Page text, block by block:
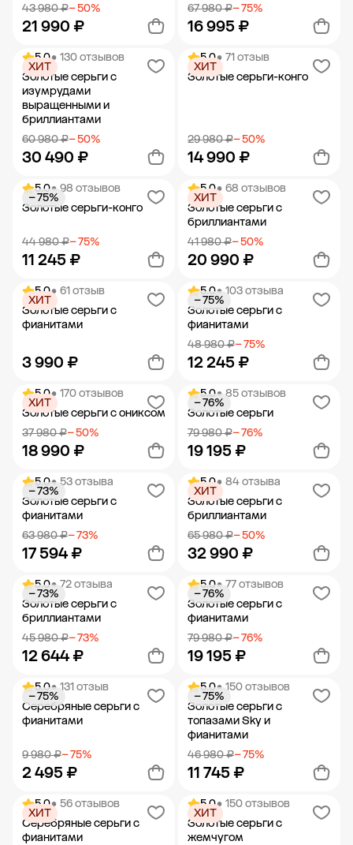
43 980 ₽− 50%
21 990 ₽
Добавить в корзину
67 980 ₽− 75%
16 995 ₽
Добавить в корзину
5.0• 130 отзывов
Золотые серьги с
изумрудами
выращенными и
бриллиантами
60 980 ₽− 50%
30 490 ₽
ХИТ
Добавить в корзину
5.0• 71 отзыв
Золотые серьги-конго
29 980 ₽− 50%
14 990 ₽
ХИТ
Добавить в корзину
5.0• 98 отзывов
Золотые серьги-конго
44 980 ₽− 75%
11 245 ₽
− 75%
Добавить в корзину
5.0• 68 отзывов
Золотые серьги с
бриллиантами
41 980 ₽− 50%
20 990 ₽
ХИТ
Добавить в корзину
5.0• 61 отзыв
Золотые серьги с
фианитами
3 990 ₽
ХИТ
Добавить в корзину
5.0• 103 отзыва
Золотые серьги с
фианитами
48 980 ₽− 75%
12 245 ₽
− 75%
Добавить в корзину
5.0• 170 отзывов
Золотые серьги с ониксом
37 980 ₽− 50%
18 990 ₽
ХИТ
Добавить в корзину
5.0• 85 отзывов
Золотые серьги
79 980 ₽− 76%
19 195 ₽
− 76%
Добавить в корзину
5.0• 53 отзыва
Золотые серьги с
фианитами
63 980 ₽− 73%
17 594 ₽
− 73%
Добавить в корзину
5.0• 84 отзыва
Золотые серьги с
бриллиантами
65 980 ₽− 50%
32 990 ₽
ХИТ
Добавить в корзину
5.0• 72 отзыва
Золотые серьги с
бриллиантами
45 980 ₽− 73%
12 644 ₽
− 73%
Добавить в корзину
5.0• 77 отзывов
Золотые серьги с
фианитами
79 980 ₽− 76%
19 195 ₽
− 76%
Добавить в корзину
5.0• 131 отзыв
Серебряные серьги с
фианитами
9 980 ₽− 75%
2 495 ₽
− 75%
Добавить в корзину
5.0• 150 отзывов
Золотые серьги с
топазами Sky и
фианитами
46 980 ₽− 75%
11 745 ₽
− 75%
Добавить в корзину
5.0• 56 отзывов
Серебряные серьги с
фианитами
ХИТ
5.0• 150 отзывов
Золотые серьги с
жемчугом
ХИТ